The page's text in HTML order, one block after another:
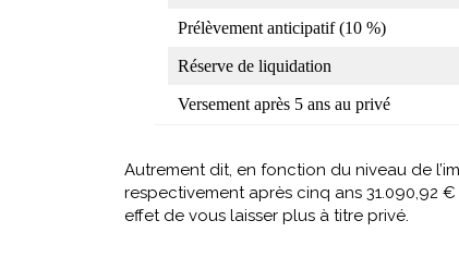
Prélèvement anticipatif (10 %)
Réserve de liquidation
Versement après 5 ans au privé
Autrement dit, en fonction du niveau de
respectivement après cinq ans 31.090,92
effet de vous laisser plus à titre privé.